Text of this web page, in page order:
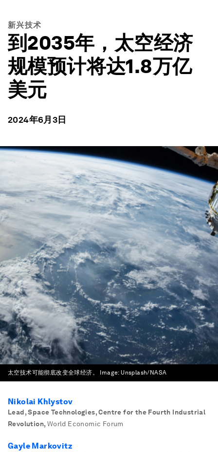
新兴技术
到2035年，太空经济
规模预计将达1.8万亿
美元
2024年6月3日
太空技术可能彻底改变全球经济。 Image: Unsplash/NASA
Nikolai Khlystov
Lead, Space Technologies, Centre for the Fourth Industrial
Revolution, World Economic Forum
Gayle Markovitz